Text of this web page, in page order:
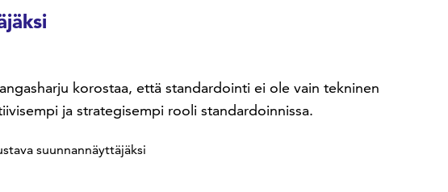
korostaa, että standardointi ei ole vain tekninen
ja strategisempi rooli standardoinnissa.
suunnannäyttäjäksi